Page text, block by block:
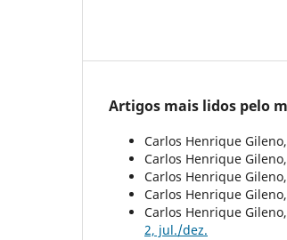
Artigos mais lidos pelo
Carlos Henrique Gileno,
Carlos Henrique Gileno,
Carlos Henrique Gileno,
Carlos Henrique Gileno,
Carlos Henrique Gileno,
2, jul./dez.